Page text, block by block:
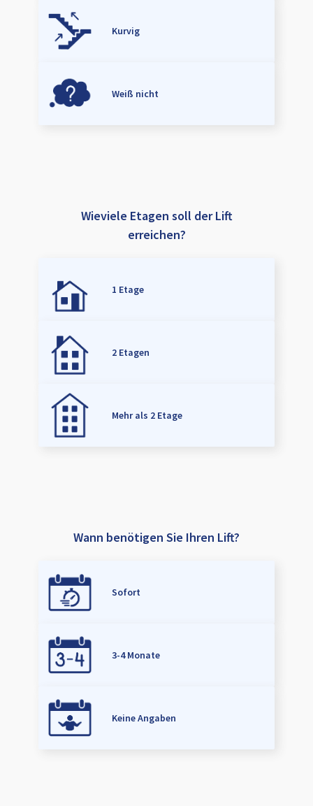
Kurvig
Weiß nicht
Wieviele Etagen soll der Lift
erreichen?
1 Etage
2 Etagen
Mehr als 2 Etage
Wann benötigen Sie Ihren Lift?
Sofort
3-4 Monate
Keine Angaben